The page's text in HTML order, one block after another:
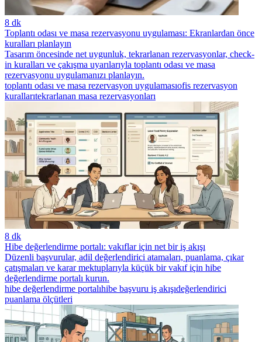
8 dk
Toplantı odası ve masa rezervasyonu uygulaması: Ekranlardan önce
kuralları planlayın
Tasarım öncesinde net uygunluk, tekrarlanan rezervasyonlar, check-
in kuralları ve çakışma uyarılarıyla toplantı odası ve masa
rezervasyonu uygulamanızı planlayın.
toplantı odası ve masa rezervasyon uygulamasıofis rezervasyon
kurallarıtekrarlanan masa rezervasyonları
8 dk
Hibe değerlendirme portalı: vakıflar için net bir iş akışı
Düzenli başvurular, adil değerlendirici atamaları, puanlama, çıkar
çatışmaları ve karar mektuplarıyla küçük bir vakıf için hibe
değerlendirme portalı kurun.
hibe değerlendirme portalıhibe başvuru iş akışıdeğerlendirici
puanlama ölçütleri